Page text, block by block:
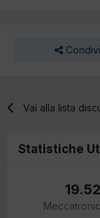
Vai alla lista
Statistiche